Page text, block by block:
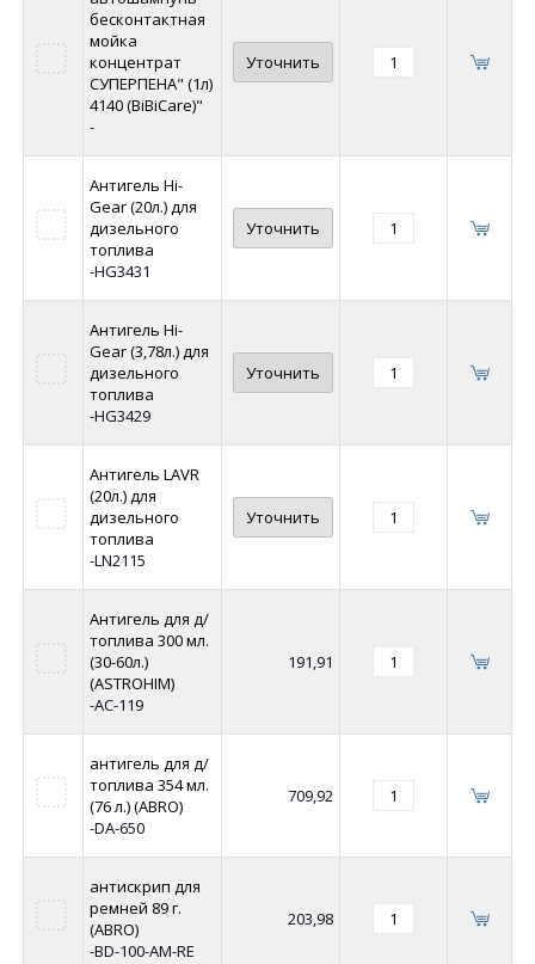
бесконтактная
мойка
концентрат
СУПЕРПЕНА" (1л)
4140 (BiBiCare)"
-
Уточнить
Антигель Hi-
Gear (20л.) для
дизельного
топлива
-HG3431
Уточнить
Антигель Hi-
Gear (3,78л.) для
дизельного
топлива
-HG3429
Уточнить
Антигель LAVR
(20л.) для
дизельного
топлива
-LN2115
Уточнить
Антигель для д/
топлива 300 мл.
(30-60л.)
(ASTROHIM)
-AC-119
191,91
антигель для д/
топлива 354 мл.
(76 л.) (ABRO)
-DA-650
709,92
антискрип для
ремней 89 г.
(ABRO)
-BD-100-AM-RE
203,98